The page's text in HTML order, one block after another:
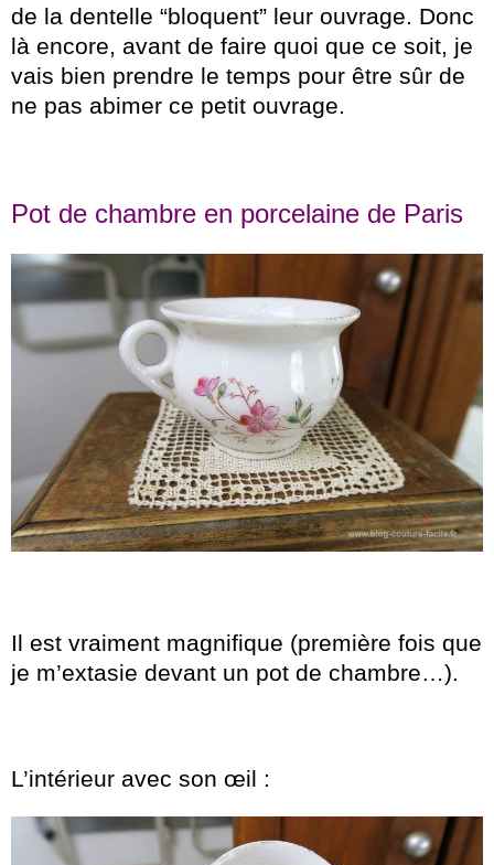
de la dentelle “bloquent” leur ouvrage. Donc
là encore, avant de faire quoi que ce soit, je
vais bien prendre le temps pour être sûr de
ne pas abimer ce petit ouvrage.
Pot de chambre en porcelaine de Paris
Il est vraiment magnifique (première fois que
je m’extasie devant un pot de chambre…).
L’intérieur avec son œil :